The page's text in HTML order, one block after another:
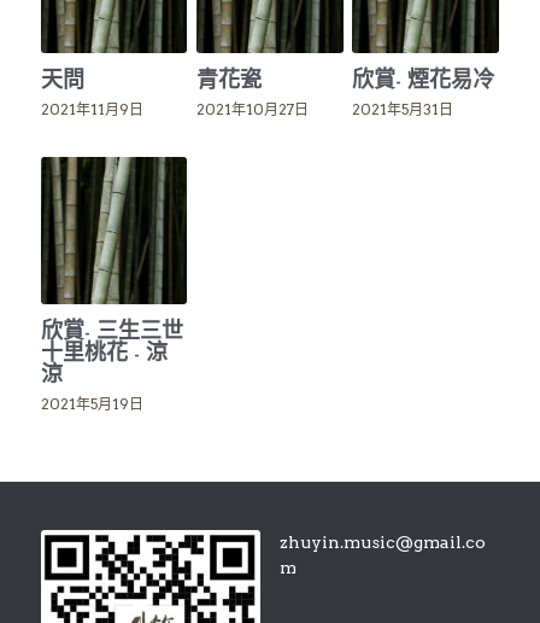
竹音小教室
ESG永續發展
聯絡我們
搜索
天問
2021年11月9日
青花瓷
2021年10月27日
欣賞- 煙花易冷
2021年5月31日
欣賞- 三生三世
十里桃花 - 涼
涼
2021年5月19日
zhuyin.music@gmail.co
m